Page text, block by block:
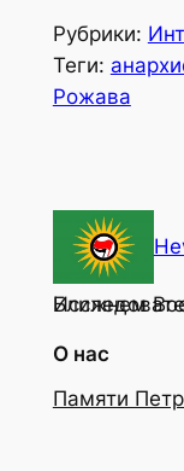
в
новом
окне)
в
Рубрики:
Теги:
Рожава
Исследовательский медиапроект о
О нас
Памяти